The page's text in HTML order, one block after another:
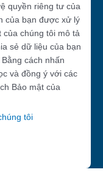
quyền riêng tư của
của bạn được xử lý
của chúng tôi mô tả
sẻ dữ liệu của bạn
cách nhấn
và đồng ý với các
Bảo mật của
tôi